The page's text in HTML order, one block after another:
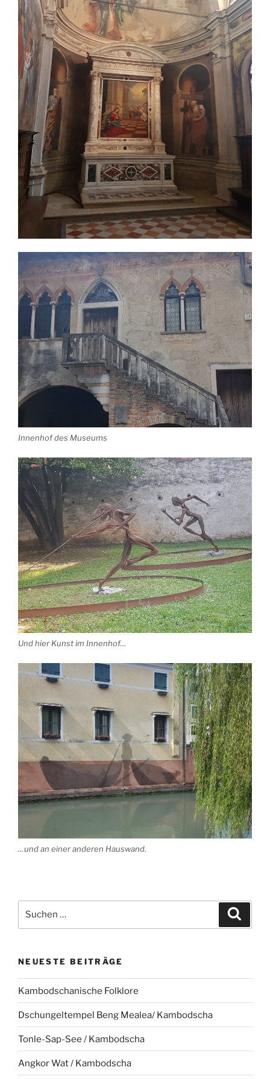
Innenhof des Museums
Und hier Kunst im Innenhof…
…und an einer anderen Hauswand.
nach:
NEUESTE BEITRÄGE
Kambodschanische Folklore
Dschungeltempel Beng Mealea/ Kambodscha
Tonle-Sap-See / Kambodscha
Angkor Wat / Kambodscha